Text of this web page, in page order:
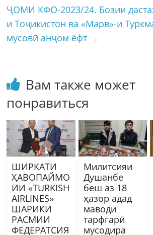
ҶОМИ КФО-2023/24. Бозии
и Тоҷикистон ва «Марв»-и
мусовӣ анҷом ёфт →
Вам также может
понравиться
ШИРКАТИ
ҲАВОПАЙМО
ИИ «TURKISH
AIRLINES»
ШАРИКИ
РАСМИИ
ФЕДЕРАТСИЯ
Милитсияи
Душанбе
беш аз 18
ҳазор адад
маводи
тарфгарӣ
мусодира